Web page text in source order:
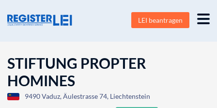
LEI beantragen
STIFTUNG PROPTER
HOMINES
9490 Vaduz, Äulestrasse 74, Liechtenstein